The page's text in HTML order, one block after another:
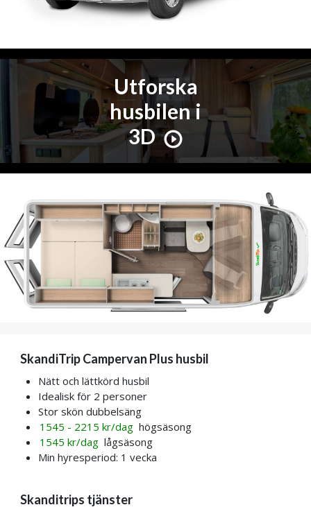
Utforska
husbilen i
3D
SkandiTrip Campervan Plus husbil
Nätt och lättkörd husbil
Idealisk för 2 personer
Stor skön dubbelsäng
1545 - 2215 kr/dag högsäsong
1545 kr/dag lågsäsong
Min hyresperiod: 1 vecka
Skanditrips tjänster